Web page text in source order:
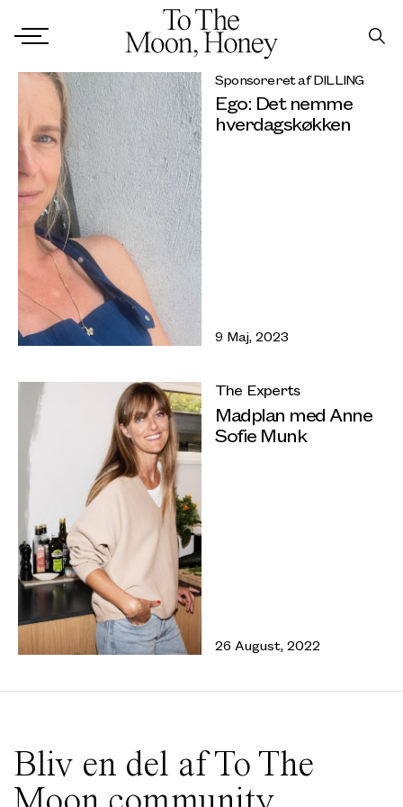
Sponsoreret af DILLING
Ego: Det nemme
hverdagskøkken
9 Maj, 2023
The Experts
Madplan med Anne
Sofie Munk
26 August, 2022
Bliv en del af To The